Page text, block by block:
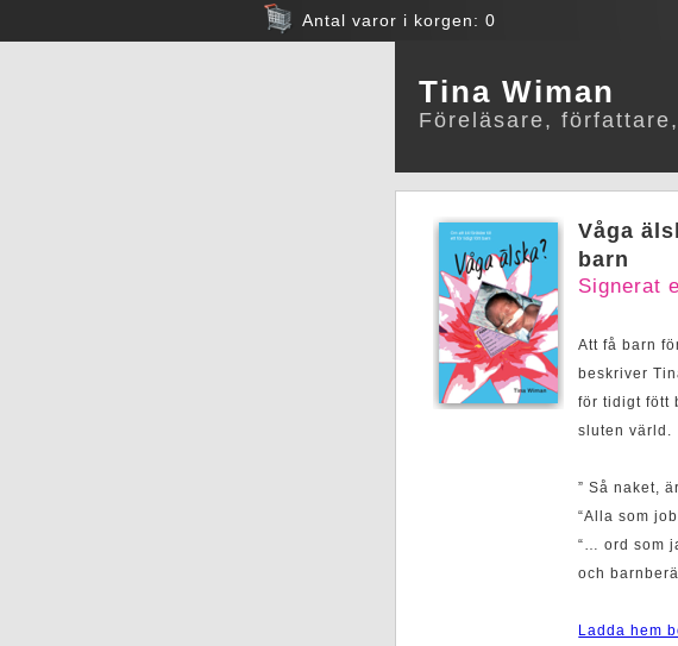
Antal varor i korgen: 0
Tina Wiman
Föreläsare,
Våga
barn
Signerat
Att få barn
beskriver
för tidigt fött
sluten värld.
” Så naket,
“Alla som
“… ord som
och
Ladda hem